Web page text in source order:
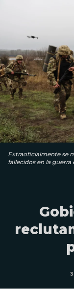
Extraoficialmente se
fallecidos en la guerra